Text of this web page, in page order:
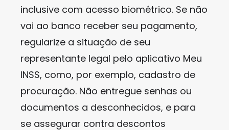
inclusive com acesso biométrico. Se não
vai ao banco receber seu pagamento,
regularize a situação de seu
representante legal pelo aplicativo Meu
INSS, como, por exemplo, cadastro de
procuração. Não entregue senhas ou
documentos a desconhecidos, e para
se assegurar contra descontos